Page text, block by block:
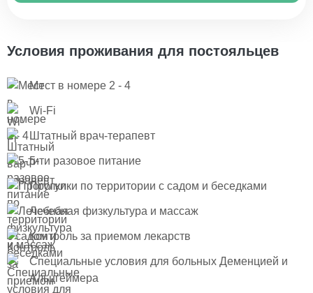
Условия проживания для постояльцев
Мест в номере 2 - 4
Wi-Fi
Штатный врач-терапевт
5-ти разовое питание
Прогулки по территории с садом и беседками
Лечебная физкультура и массаж
Контроль за приемом лекарств
Специальные условия для больных Деменцией и
Альцгеймера